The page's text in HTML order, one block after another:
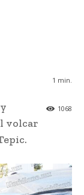
1 min.
1068
volcar